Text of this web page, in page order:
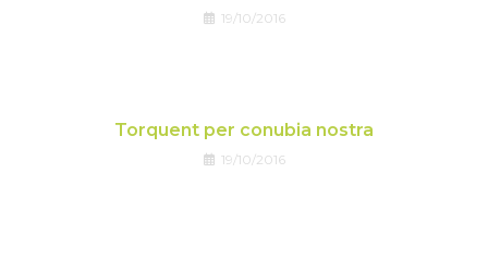
19/10/2016
Torquent per conubia nostra
19/10/2016